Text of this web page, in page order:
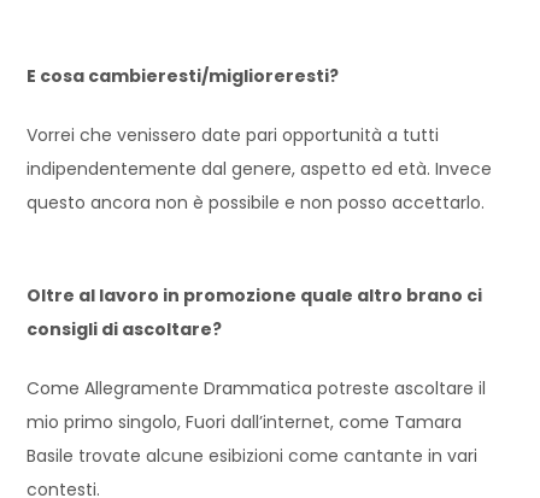
E cosa cambieresti/miglioreresti?
Vorrei che venissero date pari opportunità a tutti
indipendentemente dal genere, aspetto ed età. Invece
questo ancora non è possibile e non posso accettarlo.
Oltre al lavoro in promozione quale altro brano ci
consigli di ascoltare?
Come Allegramente Drammatica potreste ascoltare il
mio primo singolo, Fuori dall’internet, come Tamara
Basile trovate alcune esibizioni come cantante in vari
contesti.